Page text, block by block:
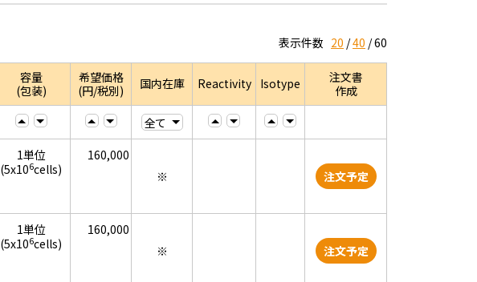
表示件数 20 40 60
容量
(包装)
希望価格
(円/税別)
国内在庫 Reactivity Isotype
注文書
作成
1単位
(5x106cells)
160,000
※
注文予定
1単位
(5x106cells)
160,000
※
注文予定